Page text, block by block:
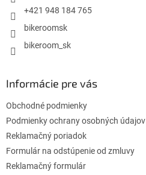
+421 948 184 765
bikeroomsk
bikeroom_sk
Informácie pre vás
Obchodné podmienky
Podmienky ochrany osobných údajov
Reklamačný poriadok
Formulár na odstúpenie od zmluvy
Reklamačný formulár